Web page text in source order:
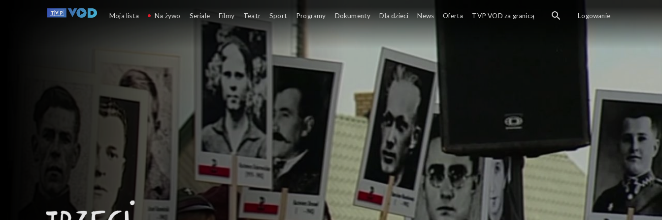
Moja lista Na żywo Seriale Filmy Teatr Sport Programy Dokumenty Dla dzieci News Oferta TVP VOD za granicą Logowanie